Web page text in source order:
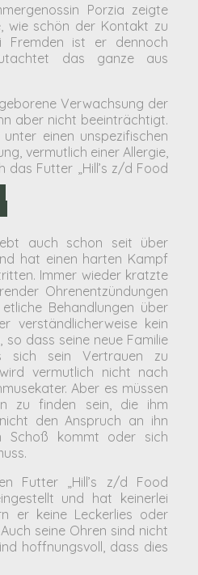
Porzia zeigte
wie schön der Kontakt zu
Fremden ist er dennoch
das ganze aus
Verwachsung der
aber nicht beeinträchtigt.
einen unspezifischen
vermutlich einer Allergie,
Futter „Hill’s z/d Food
auch schon seit über
hat einen harten Kampf
Immer wieder kratzte
Ohrenentzündungen
Behandlungen über
verständlicherweise kein
dass seine neue Familie
sich sein Vertrauen zu
vermutlich nicht nach
Aber es müssen
zu finden sein, die ihm
den Anspruch an ihn
kommt oder sich
Futter „Hill’s z/d Food
und hat keinerlei
er keine Leckerlies oder
seine Ohren sind nicht
hoffnungsvoll, dass dies